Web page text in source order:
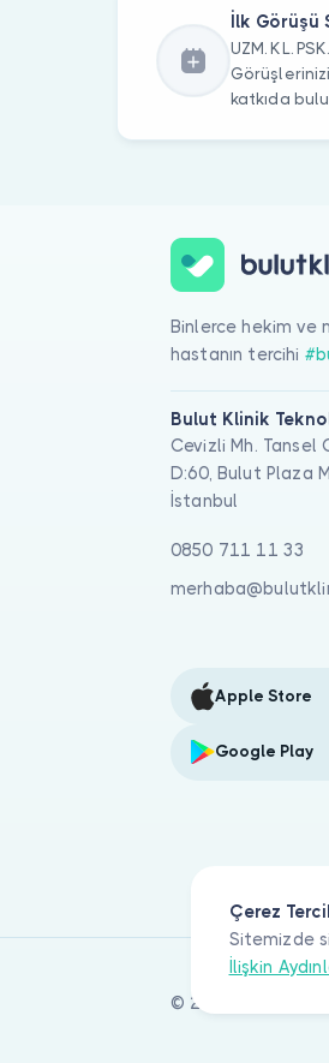
İlk Görüşü
UZM. KL.
katkıda
Çerez
Sitemizde
İlişkin
Binlerce hekim ve
hastanın tercihi
Bulut Klinik
Cevizli Mh. Tansel
D:60, Bulut Plaza
İstanbul
0850 711 11 33
Apple Store
Google Play
© 2026 Bulut Klinik